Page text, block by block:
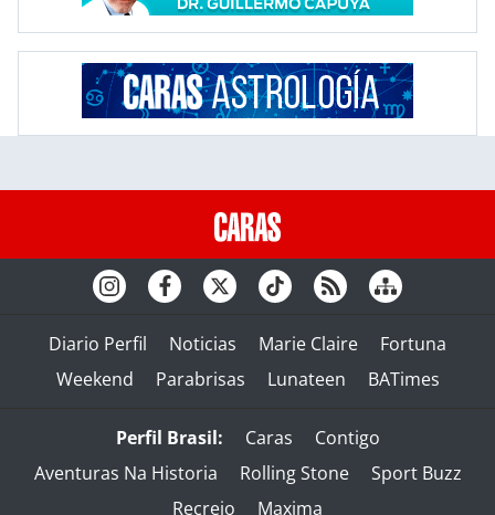
Diario Perfil Noticias Marie Claire
Fortuna
Weekend
Parabrisas Lunateen BATimes
Perfil Brasil: Caras
Contigo
Aventuras Na Historia
Rolling Stone
Sport Buzz
Recreio
Maxima